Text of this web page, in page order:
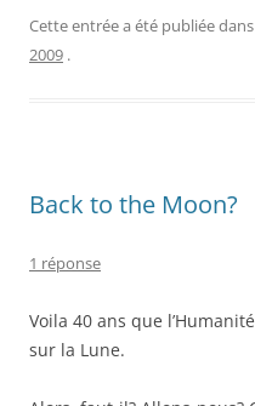
Cette entrée a été publiée dans
2009 .
Back to the Moon?
1 réponse
Voila 40 ans que
sur la Lune.